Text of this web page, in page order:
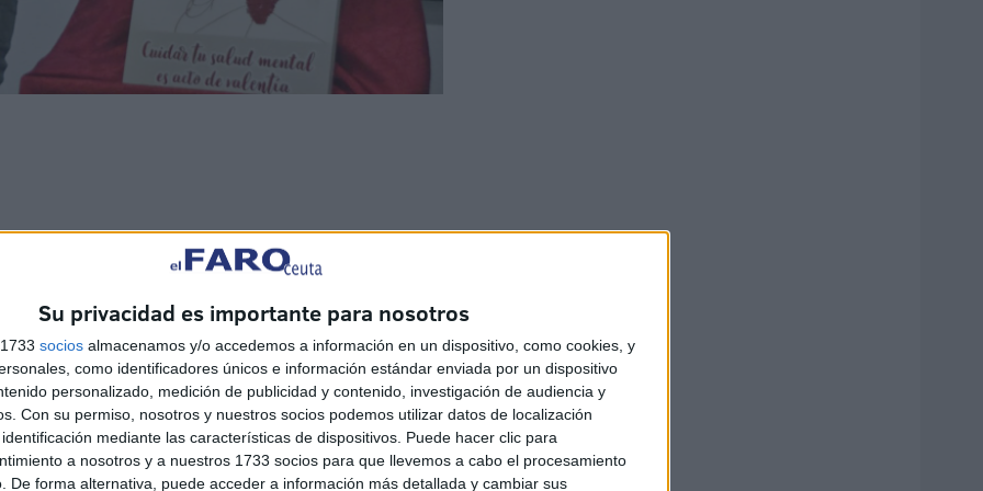
Su privacidad es importante para nosotros
socios almacenamos y/o accedemos a información en un dispositivo, como cookies, y
como identificadores únicos e información estándar enviada por un dispositivo
personalizado, medición de publicidad y contenido, investigación de audiencia y
Con su permiso, nosotros y nuestros socios podemos utilizar datos de localización
mediante las características de dispositivos. Puede hacer clic para
a nosotros y a nuestros 1733 socios para que llevemos a cabo el procesamiento
De forma alternativa, puede acceder a información más detallada y cambiar sus
entregado por el presidente de la entidad, Basilio
tu trabajo en una labor como esta.
se ha celebrado el sorteo de una cesta de productos
ha tocado a Reduan MJ.